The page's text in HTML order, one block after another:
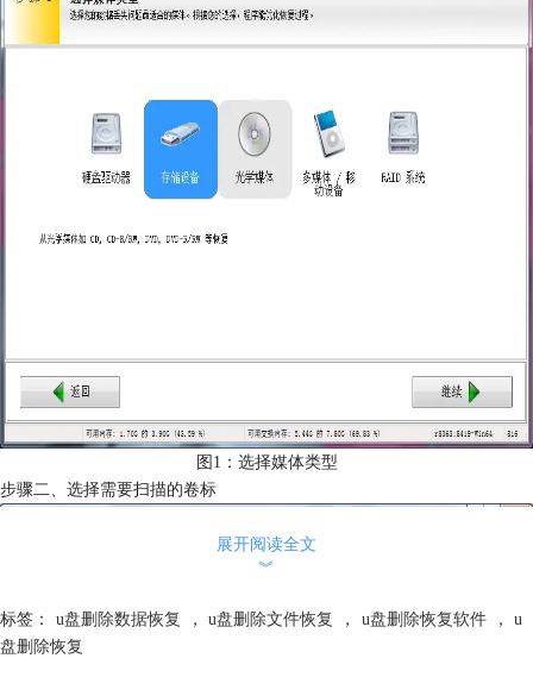
图1：选择媒体类型
步骤二、选择需要扫描的卷标
展开阅读全文
︾
标签： u盘删除数据恢复 ， u盘删除文件恢复 ， u盘删除恢复软件 ，
u
盘删除恢复